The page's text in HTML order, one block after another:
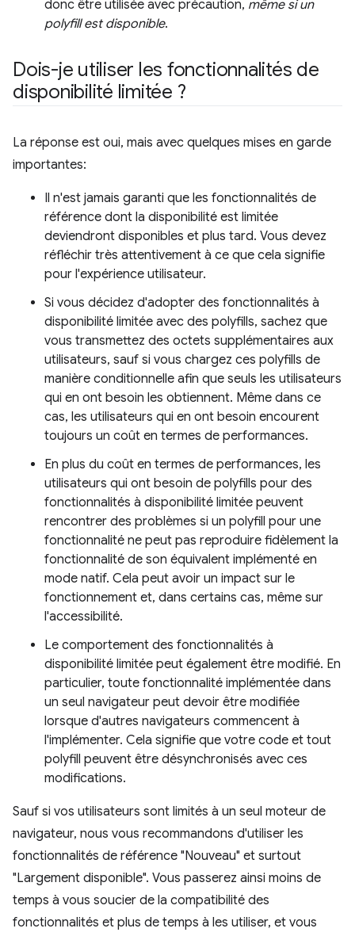
donc être utilisée avec précaution, même si un
polyfill est disponible.
Dois-je utiliser les fonctionnalités de
disponibilité limitée ?
La réponse est oui, mais avec quelques mises en garde
importantes:
Il n'est jamais garanti que les fonctionnalités de
référence dont la disponibilité est limitée
deviendront disponibles et plus tard. Vous devez
réfléchir très attentivement à ce que cela signifie
pour l'expérience utilisateur.
Si vous décidez d'adopter des fonctionnalités à
disponibilité limitée avec des polyfills, sachez que
vous transmettez des octets supplémentaires aux
utilisateurs, sauf si vous chargez ces polyfills de
manière conditionnelle afin que seuls les utilisateurs
qui en ont besoin les obtiennent. Même dans ce
cas, les utilisateurs qui en ont besoin encourent
toujours un coût en termes de performances.
En plus du coût en termes de performances, les
utilisateurs qui ont besoin de polyfills pour des
fonctionnalités à disponibilité limitée peuvent
rencontrer des problèmes si un polyfill pour une
fonctionnalité ne peut pas reproduire fidèlement la
fonctionnalité de son équivalent implémenté en
mode natif. Cela peut avoir un impact sur le
fonctionnement et, dans certains cas, même sur
l'accessibilité.
Le comportement des fonctionnalités à
disponibilité limitée peut également être modifié. En
particulier, toute fonctionnalité implémentée dans
un seul navigateur peut devoir être modifiée
lorsque d'autres navigateurs commencent à
l'implémenter. Cela signifie que votre code et tout
polyfill peuvent être désynchronisés avec ces
modifications.
Sauf si vos utilisateurs sont limités à un seul moteur de
navigateur, nous vous recommandons d'utiliser les
fonctionnalités de référence "Nouveau" et surtout
"Largement disponible". Vous passerez ainsi moins de
temps à vous soucier de la compatibilité des
fonctionnalités et plus de temps à les utiliser, et vous